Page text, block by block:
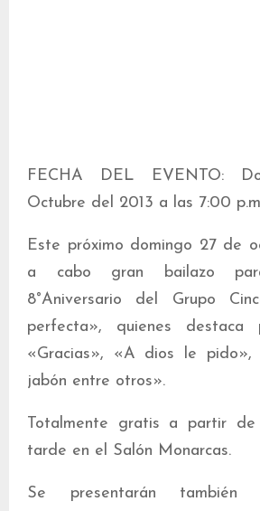
FECHA DEL EVENTO:
Octubre del 2013 a las 7:00
Este próximo domingo 27 de
a cabo gran bailazo
8°Aniversario del Grupo
perfecta», quienes destaca
«Gracias», «A dios le
jabón entre otros».
Totalmente gratis a partir
tarde en el Salón Monarcas.
Se presentarán también